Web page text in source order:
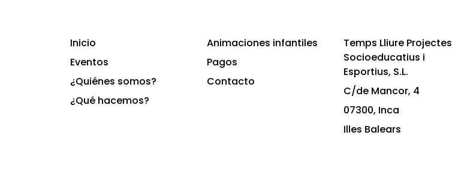
Inicio
Eventos
¿Quiénes somos?
¿Qué hacemos?
Animaciones infantiles
Pagos
Contacto
Temps Lliure Projectes
Socioeducatius i
Esportius, S.L.
C/de Mancor, 4
07300, Inca
Illes Balears